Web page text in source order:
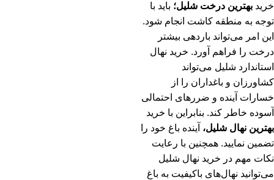
خرید بهترین درخت شلیل؛ باید با
توجه به منطقه کاشت انجام شود.
این امر می‌تواند باردهی بیشتر
درخت را فراهم آورد. خرید نهال
استاندارد شلیل می‌تواند
کشاورزان و باغداران را از
خسارات آینده و ضررهای احتمالی
آسوده خاطر کند. بنابراین با خرید
بهترین نهال شلیل، آینده باغ خود را
تضمین نمایید. همچنین با رعایت
نکات مهم در خرید نهال شلیل
می‌توانید نهال‌های باکیفیت به باغ